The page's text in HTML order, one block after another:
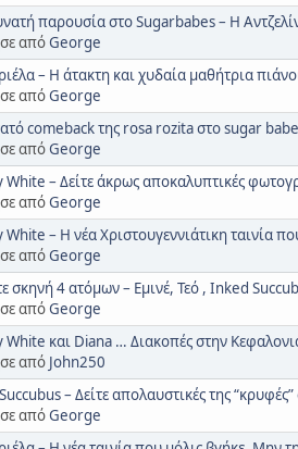
παρουσία στο Sugarbabes – Η
απόGeorge
– Η άτακτη και χυδαία μαθήτρια
απόGeorge
comeback της rosa rozita στο sugar
απόGeorge
– Δείτε άκρως αποκαλυπτικές
απόGeorge
– Η νέα Χριστουγεννιάτικη ταινία
απόGeorge
σκηνή 4 ατόμων – Εμινέ, Τεό , Inked
απόGeorge
White και Diana … Διακοπές στην
από John250
– Δείτε απολαυστικές της
απόGeorge